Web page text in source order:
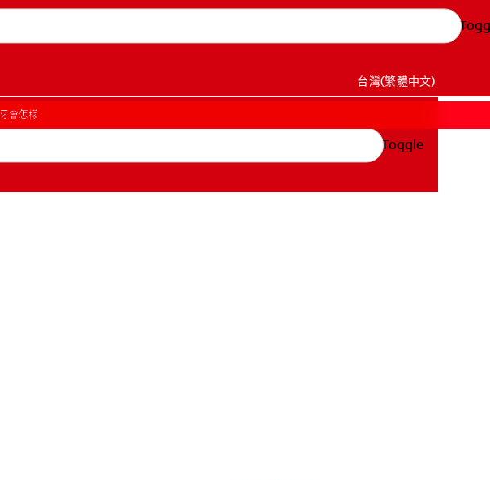
台灣(繁體中文)
Toggle
會怎樣